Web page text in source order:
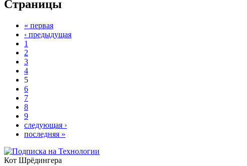
Страницы
« первая
‹ предыдущая
1
2
3
4
5
6
7
8
9
следующая ›
последняя »
Кот Шрёдингера